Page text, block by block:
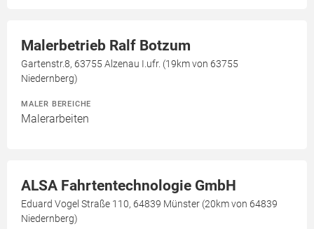
Malerbetrieb Ralf Botzum
Gartenstr.8, 63755 Alzenau I.ufr. (19km von 63755
Niedernberg)
MALER BEREICHE
Malerarbeiten
ALSA Fahrtentechnologie GmbH
Eduard Vogel Straße 110, 64839 Münster (20km von 64839
Niedernberg)